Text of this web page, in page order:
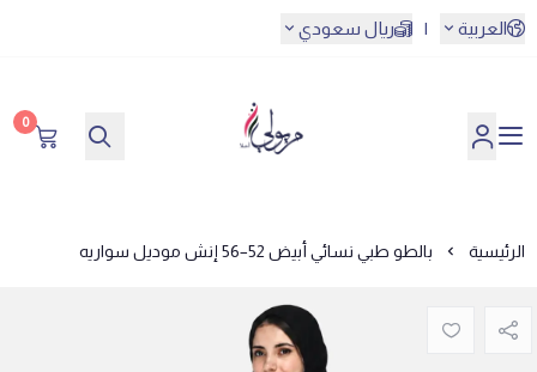
العربية | ريال سعودي
مريولي أحلا
0
الرئيسية بالطو طبي نسائي أبيض 52–56 إنش موديل سواريه